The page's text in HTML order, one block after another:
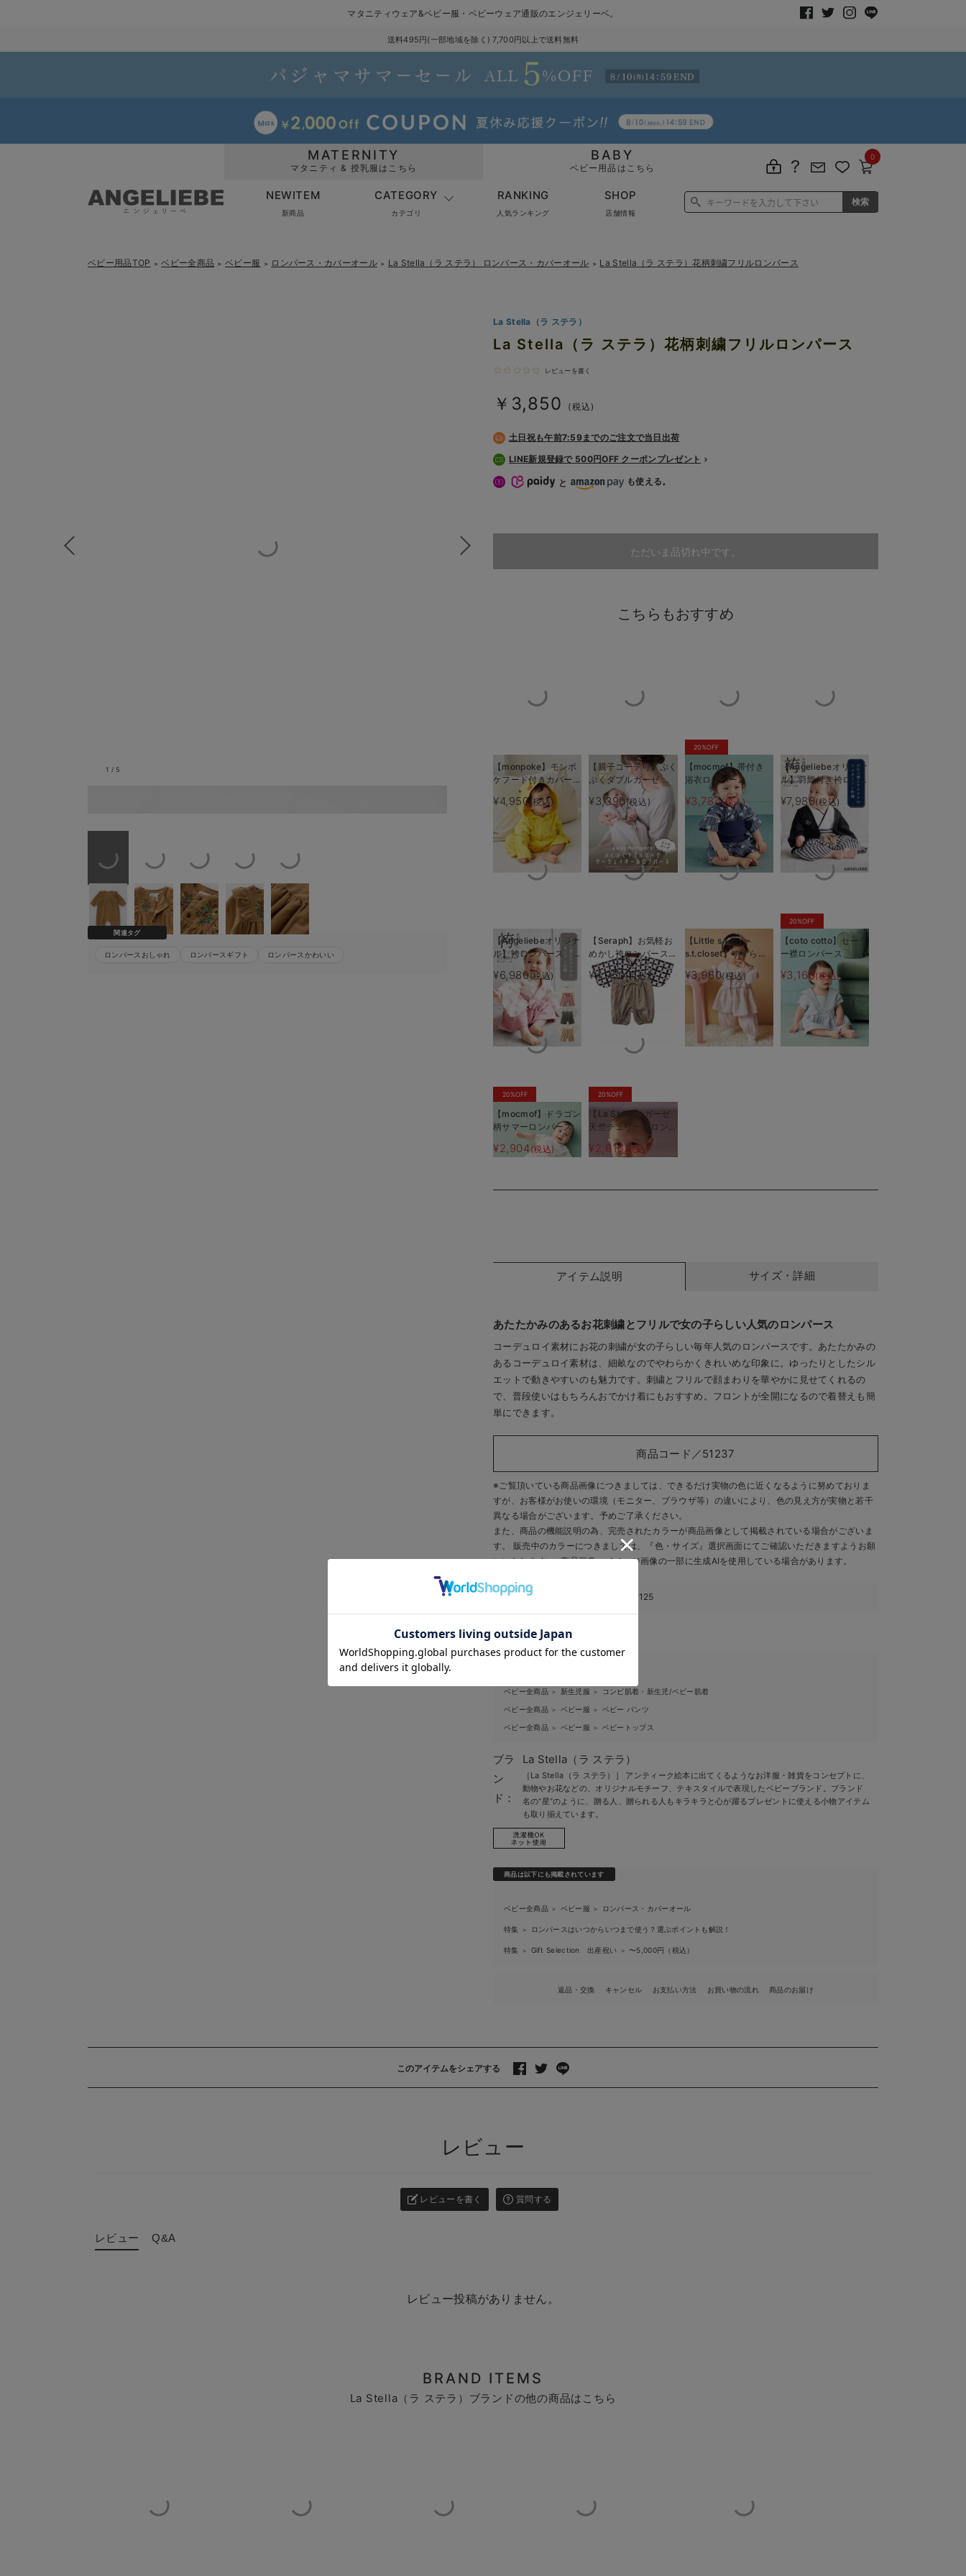
マタニティウェア&ベビー服・ベビーウェア通販のエンジェリーベ。
送料495円(一部地域を除く) 7,700円以上で送料無料
MATERNITY
マタニティ & 授乳服はこちら
BABY
ベビー用品はこちら
0
NEWITEM
新商品
CATEGORY
カテゴリ
RANKING
人気ランキング
SHOP
店舗情報
ベビー用品TOP ＞ ベビー全商品 ＞ ベビー服 ＞ ロンパース・カバーオール ＞ La Stella（ラ ステラ） ロンパース・カバーオール ＞ La Stella（ラ ステラ）花柄刺繍フリルロンパース
スナップボタンで着替えも簡単
1 / 5
関連タグ
ロンパースおしゃれ ロンパースギフト ロンパースかわいい
La Stella（ラ ステラ）
La Stella（ラ ステラ）花柄刺繍フリルロンパース
レビューを書く
￥3,850 (税込)
土日祝も午前7:59までのご注文で当日出荷
LINE新規登録で 500円OFF クーポンプレゼント
と も使える。
ただいま品切れ中です。
こちらもおすすめ
【monpoke】モンポ
ケフード付きカバーオ
¥4,950(税込)
【親子コーデ可】ぷく
ぷくダブルガーゼ ツ
ーウェイオール
（2wayオール） ロン
パース
¥3,390(税込)
20%OFF
【mocmof】帯付き
浴衣ロンパース
¥3,784(税込)
【Angeliebeオリジナ
ル】羽織付き袴ロンパ
ース 男の子
¥7,980(税込)
【Angeliebeオリジナ
ル】袴ロンパース 男
の子 女の子
¥6,980(税込)
【Seraph】お気軽お
めかし袴ロンパース
男の子 女の子
¥4,950(税込)
【Little s.t. by
s.t.closet】すずらん
刺繍カバーオール
¥3,960(税込)
20%OFF
【coto cotto】セーラ
ー襟ロンパース
¥3,168(税込)
20%OFF
【mocmof】ドラゴン
柄サマーロンパース
¥2,904(税込)
20%OFF
【La Stella】ガーゼ
天竺チェリー柄ロンパ
¥2,816(税込)
アイテム説明 サイズ・詳細
あたたかみのあるお花刺繍とフリルで女の子らしい人気のロンパース
コーデュロイ素材にお花の刺繍が女の子らしい毎年人気のロンパースです。あたたかみの
あるコーデュロイ素材は、細畝なのでやわらかくきれいめな印象に。ゆったりとしたシル
エットで動きやすいのも魅力です。刺繍とフリルで顔まわりを華やかに見せてくれるの
で、普段使いはもちろんおでかけ着にもおすすめ。フロントが全開になるので着替えも簡
単にできます。
商品コード／51237
※ご覧頂いている商品画像につきましては、できるだけ実物の色に近くなるように努めておりま
すが、 お客様がお使いの環境（モニター、ブラウザ等）の違いにより、色の見え方が実物と若干
異なる場合がございます。予めご了承ください。
また、商品の機能説明の為、完売されたカラーが商品画像として掲載されている場合がございま
す。 販売中のカラーにつきましては、『色・サイズ』選択画面にてご確認いただきますようお願
いいたします。※商品画像・イメージ画像の一部に生成AIを使用している場合があります。
このアイテムのお気に入り登録数 125
関連カテゴリ
ベビー全商品 ＞ 新生児服 ＞ コンビ肌着・新生児/ベビー肌着
ベビー全商品 ＞ ベビー服 ＞ ベビー パンツ
ベビー全商品 ＞ ベビー服 ＞ ベビートップス
ブラ
ン
ド：
La Stella（ラ ステラ）
［La Stella（ラ ステラ）］ アンティーク絵本に出てくるようなお洋服・雑貨をコンセプトに、
動物やお花などの、オリジナルモチーフ、テキスタイルで表現したベビーブランド。ブランド
名の“星”のように、贈る人、贈られる人もキラキラと心が躍るプレゼントに使える小物アイテム
も取り揃えています。
商品は以下にも掲載されています
ベビー全商品 ＞ ベビー服 ＞ ロンパース・カバーオール
特集 ＞ ロンパースはいつからいつまで使う？選ぶポイントも解説！
特集 ＞ Gift Selection 出産祝い ＞ 〜5,000円（税込）
返品・交換 キャンセル お支払い方法 お買い物の流れ 商品のお届け
このアイテムをシェアする >
レビュー
レビューを書く 質問する
レビュー Q&A
レビュー投稿がありません。
BRAND ITEMS
La Stella（ラ ステラ）ブランドの他の商品はこちら
お気に入り商品を確認する